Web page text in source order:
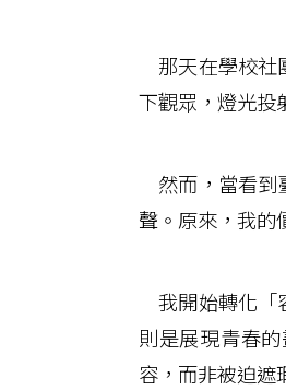
那天在學校社
下觀眾，燈光投
然而，當看到
聲。原來，我的
我開始轉化「
則是展現青春
容，而非被迫遮